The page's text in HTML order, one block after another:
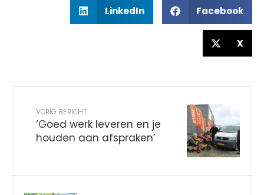
LinkedIn Facebook
X
VORIG BERICHT
‘Goed werk leveren en je
houden aan afspraken’